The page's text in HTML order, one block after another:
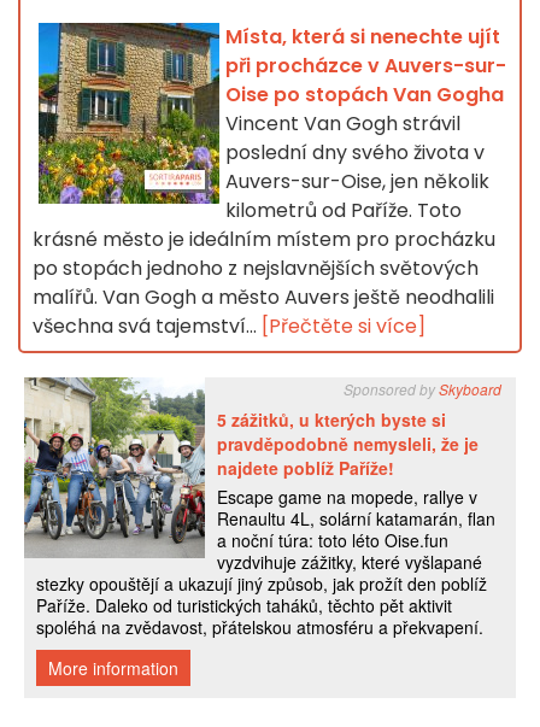
Místa, která si nenechte ujít
při procházce v Auvers-sur-
Oise po stopách Van Gogha
Vincent Van Gogh strávil
poslední dny svého života v
Auvers-sur-Oise, jen několik
kilometrů od Paříže. Toto
krásné město je ideálním místem pro procházku
po stopách jednoho z nejslavnějších světových
malířů. Van Gogh a město Auvers ještě neodhalili
všechna svá tajemství... [Přečtěte si více]